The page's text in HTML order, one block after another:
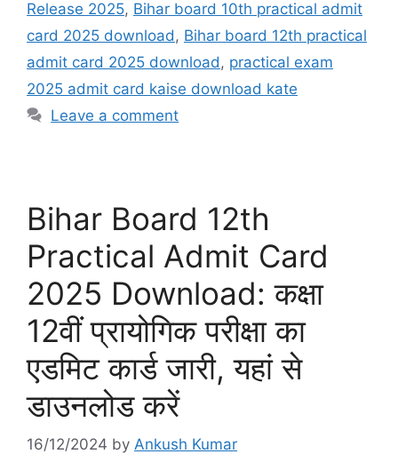
Release 2025, Bihar board 10th practical admit
card 2025 download , Bihar board 12th practical
admit card 2025 download , practical exam
2025 admit card kaise download kate
Leave a comment
Bihar Board 12th
Practical Admit Card
2025 Download: कक्षा
12वीं प्रायोगिक परीक्षा का
एडमिट कार्ड जारी, यहां से
डाउनलोड करें
16/12/2024 by Ankush Kumar